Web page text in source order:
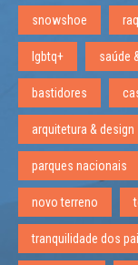
snowshoe
lgbtq+ saúde
bastidores
arquitetura & design
parques nacionais
novo terreno
tranquilidade dos